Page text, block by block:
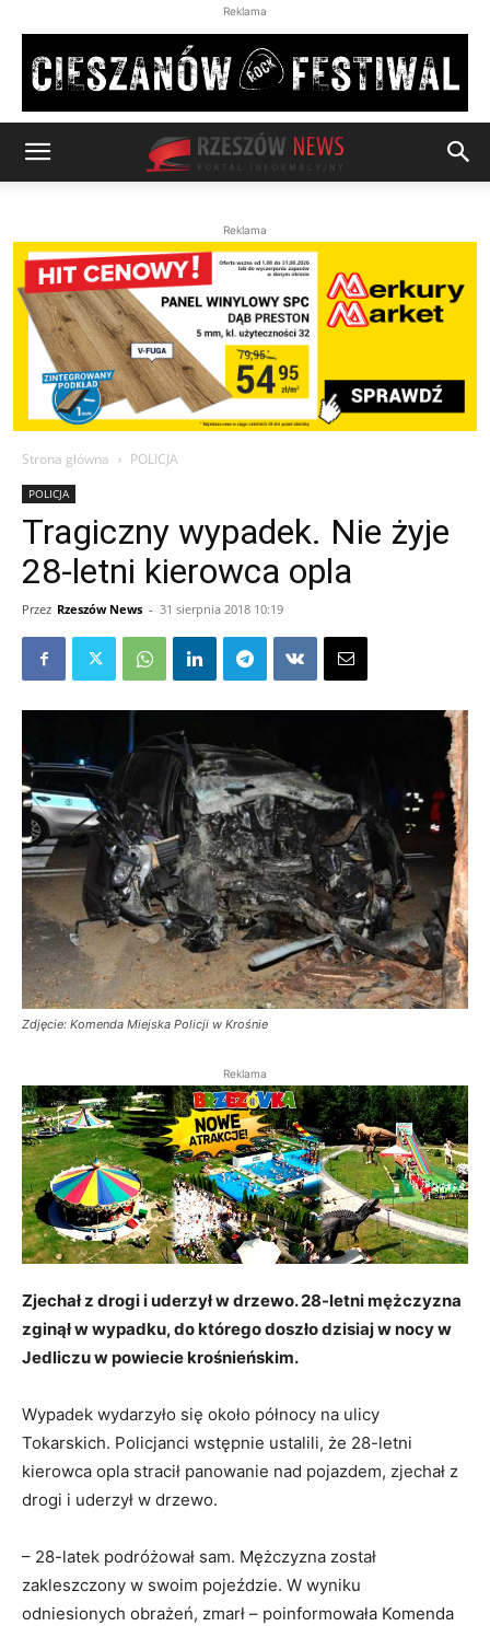
Reklama
Reklama
Strona główna POLICJA
POLICJA
Tragiczny wypadek. Nie żyje
28-letni kierowca opla
Przez Rzeszów News - 31 sierpnia 2018 10:19
Zdjęcie: Komenda Miejska Policji w Krośnie
Reklama
Zjechał z drogi i uderzył w drzewo. 28-letni mężczyzna
zginął w wypadku, do którego doszło dzisiaj w nocy w
Jedliczu w powiecie krośnieńskim.
Wypadek wydarzyło się około północy na ulicy
Tokarskich. Policjanci wstępnie ustalili, że 28-letni
kierowca opla stracił panowanie nad pojazdem, zjechał z
drogi i uderzył w drzewo.
– 28-latek podróżował sam. Mężczyzna został
zakleszczony w swoim pojeździe. W wyniku
odniesionych obrażeń, zmarł – poinformowała Komenda